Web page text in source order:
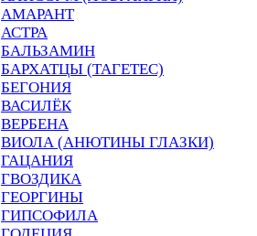
АМАРАНТ
АСТРА
БАЛЬЗАМИН
БАРХАТЦЫ (ТАГЕТЕС)
БЕГОНИЯ
ВАСИЛЁК
ВЕРБЕНА
ВИОЛА (АНЮТИНЫ ГЛАЗКИ)
ГАЦАНИЯ
ГВОЗДИКА
ГЕОРГИНЫ
ГИПСОФИЛА